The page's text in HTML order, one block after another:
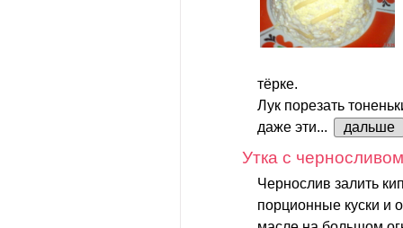
тёрке.
Лук порезать
даже эти...
дальше
Утка с черносливом
Чернослив залить
порционные куски и